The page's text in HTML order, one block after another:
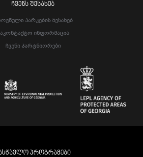
ᲩᲕᲔᲜᲡ ᲨᲔᲡᲐᲮᲔᲑ
Პარკების Შესახებ
Ინფორმაცია
Ჩვენი Პარტნიორები
ᲞᲠᲝᲒᲠᲐᲛᲔᲑᲘ